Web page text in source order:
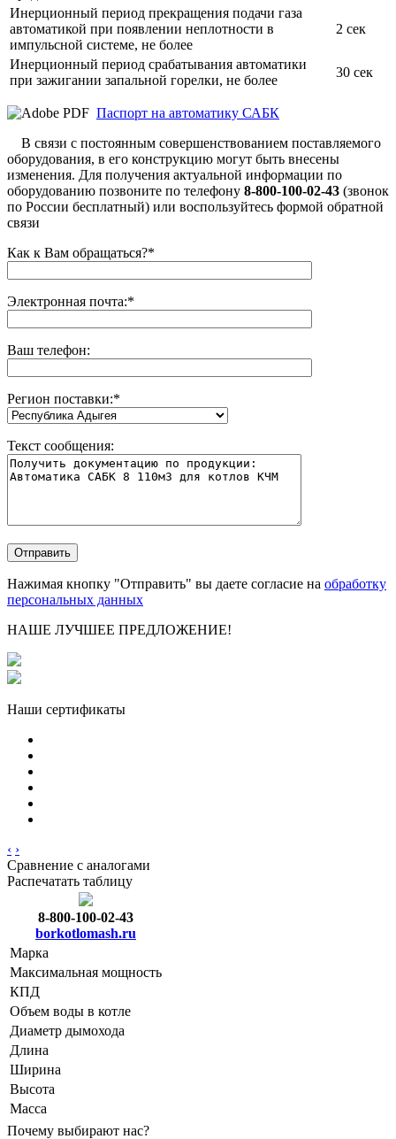
Инерционный период прекращения подачи газа
автоматикой при появлении неплотности в
импульсной системе, не более
2 сек
Инерционный период срабатывания автоматики
при зажигании запальной горелки, не более
30 сек
Паспорт на автоматику САБК
В связи с постоянным совершенствованием поставляемого
оборудования, в его конструкцию могут быть внесены
изменения. Для получения актуальной информации по
оборудованию позвоните по телефону 8-800-100-02-43 (звонок
по России бесплатный) или воспользуйтесь формой обратной
связи
Как к Вам обращаться?*
Электронная почта:*
Ваш телефон:
Регион поставки:*
Текст сообщения:
Нажимая кнопку "Отправить" вы даете согласие на обработку
персональных данных
НАШЕ ЛУЧШЕЕ ПРЕДЛОЖЕНИЕ!
Наши сертификаты
‹ ›
Сравнение с аналогами
Распечатать таблицу
8-800-100-02-43
borkotlomash.ru
Марка
Максимальная мощность
КПД
Объем воды в котле
Диаметр дымохода
Длина
Ширина
Высота
Масса
Почему выбирают нас?